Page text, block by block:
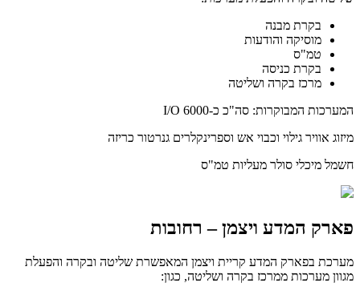
בקרת מבנה
מוסיקה והודעות
טמ"ס
בקרת כניסה
מרכז בקרה ושליטה
המערכות המבוקרות: סה"כ כ-6000 I/O
מיזוג אוויר גילוי וכבוי אש וספרינקלרים גנרטור כריזה
חשמל מיכלי סולר מעליות טמ"ס
פארק המדע ויצמן – רחובות
מערכת בפארק המדע קריית ויצמן המאפשרת שליטה ובקרה והפעלת
מגוון מערכות ממרכז בקרה ושליטה, כגון: